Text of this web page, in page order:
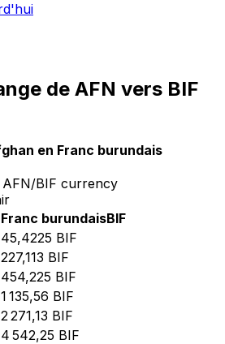
de AFN vers BIF
en Franc burundais
BIF currency
Franc burundaisBIF
45,4225 BIF
227,113 BIF
454,225 BIF
1 135,56 BIF
2 271,13 BIF
4 542,25 BIF